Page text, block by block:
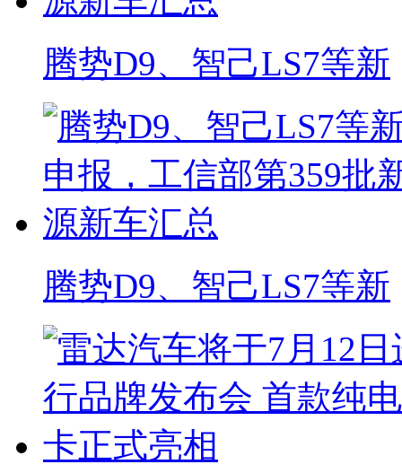
腾势D9、智己LS7等新
腾势D9、智己LS7等新